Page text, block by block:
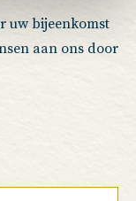
uw bijeenkomst
aan ons door